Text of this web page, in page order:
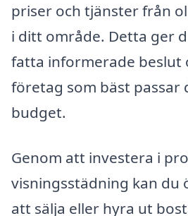
priser och tjänster från
i ditt område. Detta ger
fatta informerade beslut
företag som bäst passar
budget.
Genom att investera i
visningsstädning kan du
att sälja eller hyra ut